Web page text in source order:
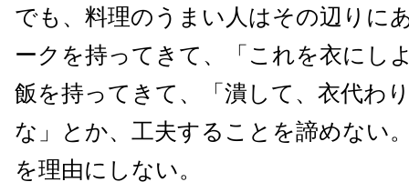
でも、料理のうまい人はその辺りに
ークを持ってきて、「これを衣にし
飯を持ってきて、「潰して、衣代わ
な」とか、工夫することを諦めない
を理由にしない。